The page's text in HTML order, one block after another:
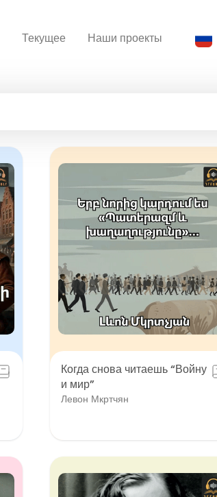
Текущее Наши проекты
Когда снова читаешь “Войну
и мир”
Левон Мкртчян